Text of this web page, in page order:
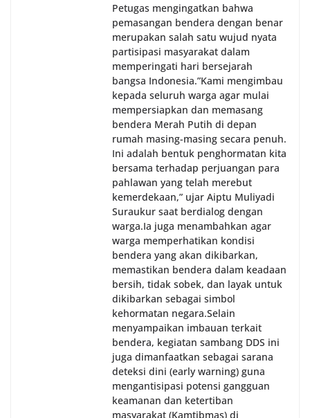
Petugas mengingatkan bahwa
pemasangan bendera dengan benar
merupakan salah satu wujud nyata
partisipasi masyarakat dalam
memperingati hari bersejarah
bangsa Indonesia.‎‎”Kami mengimbau
kepada seluruh warga agar mulai
mempersiapkan dan memasang
bendera Merah Putih di depan
rumah masing-masing secara penuh.
Ini adalah bentuk penghormatan kita
bersama terhadap perjuangan para
pahlawan yang telah merebut
kemerdekaan,” ujar Aiptu Muliyadi
Suraukur saat berdialog dengan
warga.‎‎Ia juga menambahkan agar
warga memperhatikan kondisi
bendera yang akan dikibarkan,
memastikan bendera dalam keadaan
bersih, tidak sobek, dan layak untuk
dikibarkan sebagai simbol
kehormatan negara.‎‎‎Selain
menyampaikan imbauan terkait
bendera, kegiatan sambang DDS ini
juga dimanfaatkan sebagai sarana
deteksi dini (early warning) guna
mengantisipasi potensi gangguan
keamanan dan ketertiban
masyarakat (Kamtibmas) di